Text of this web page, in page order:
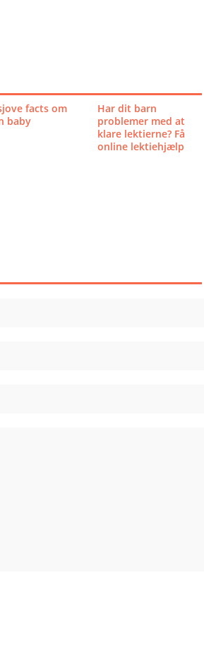
facts om
baby
Har dit barn
problemer med at
klare lektierne? Få
online lektiehjælp